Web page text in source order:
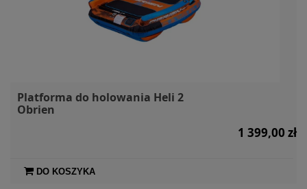
Platforma do holowania Heli 2
Obrien
1 399,00 zł
DO KOSZYKA